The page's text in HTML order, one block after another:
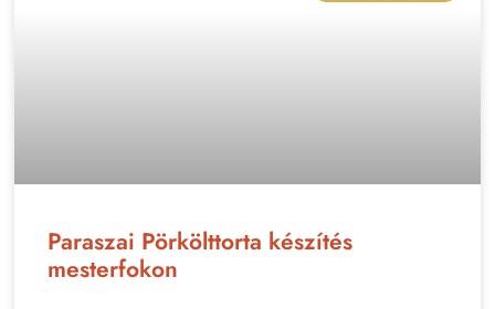
Paraszai Pörkölttorta készítés
mesterfokon